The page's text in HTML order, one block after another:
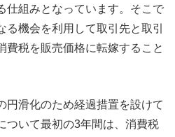
仕組みとなっています。そこで
機会を利用して取引先と取引
費税を販売価格に転嫁すること
円滑化のため経過措置を設けて
ついて最初の3年間は、消費税